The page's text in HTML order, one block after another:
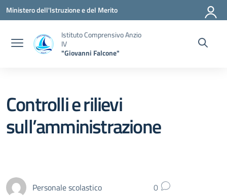
Vai ai contenuti
Vai al menu di navigazione
Vai al footer
Ministero dell'Istruzione e del Merito
Istituto Comprensivo Anzio
IV
"Giovanni Falcone"
Controlli e rilievi
sull’amministrazione
Personale scolastico 0